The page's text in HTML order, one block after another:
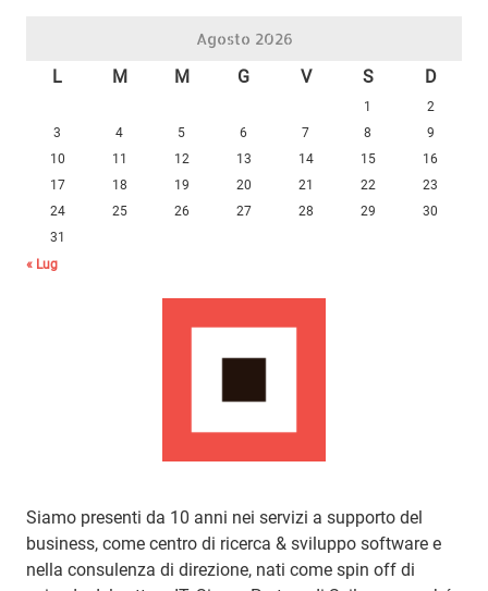
Agosto 2026
L M M G V S D
1
2
3
4 5 6 7 8
9
10
11 12 13 14 15
16
17
18 19 20 21 22
23
24
25 26 27 28 29
30
31
« Lug
Siamo presenti da 10 anni nei servizi a supporto del
business, come centro di ricerca & sviluppo software e
nella consulenza di direzione, nati come spin off di